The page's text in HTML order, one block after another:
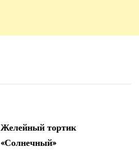
Желейный тортик
«Солнечный»